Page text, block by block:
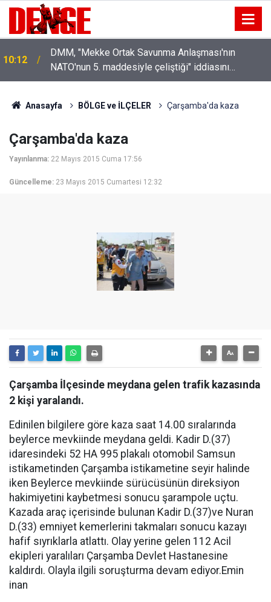
10:12
DMM, "Mekke Ortak Savunma Anlaşması'nın
NATO'nun 5. maddesiyle çeliştiği" iddiasını
yalanladı
Anasayfa BÖLGE ve İLÇELER Çarşamba'da kaza
Çarşamba'da kaza
Yayınlanma: 22 Mayıs 2015 Cuma 17:56
Güncelleme: 23 Mayıs 2015 Cumartesi 12:32
Çarşamba İlçesinde meydana gelen trafik kazasında
2 kişi yaralandı.
Edinilen bilgilere göre kaza saat 14.00 sıralarında
beylerce mevkiinde meydana geldi. Kadir D.(37)
idaresindeki 52 HA 995 plakalı otomobil Samsun
istikametinden Çarşamba istikametine seyir halinde
iken Beylerce mevkiinde sürücüsünün direksiyon
hakimiyetini kaybetmesi sonucu şarampole uçtu.
Kazada araç içerisinde bulunan Kadir D.(37)ve Nuran
D.(33) emniyet kemerlerini takmaları sonucu kazayı
hafif sıyrıklarla atlattı. Olay yerine gelen 112 Acil
ekipleri yaralıları Çarşamba Devlet Hastanesine
kaldırdı. Olayla ilgili soruşturma devam ediyor.Emin
inan